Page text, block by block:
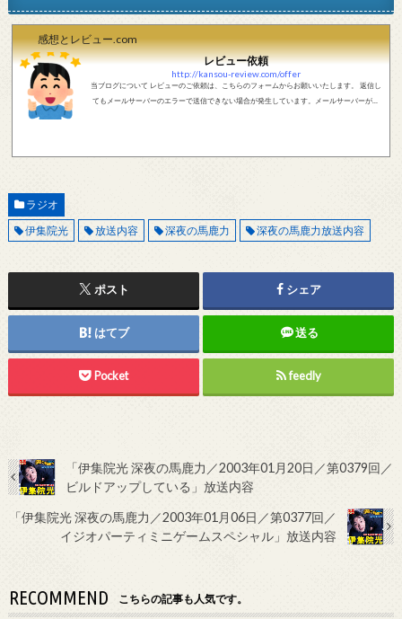
感想とレビュー.com
レビュー依頼
http://kansou-review.com/offer
当ブログについて レビューのご依頼は、こちらのフォームからお願いいたします。 返信し
てもメールサーバーのエラーで送信できない場合が発生しています。メールサーバーが正
ラジオ
伊集院光
放送内容 深夜の馬鹿力 深夜の馬鹿力放送内容
ポスト シェア
はてブ 送る
Pocket feedly
「伊集院光 深夜の馬鹿力／2003年01月20日／第0379回／
ビルドアップしている」放送内容
「伊集院光 深夜の馬鹿力／2003年01月06日／第0377回／
イジオパーティミニゲームスペシャル」放送内容
RECOMMEND こちらの記事も人気です。